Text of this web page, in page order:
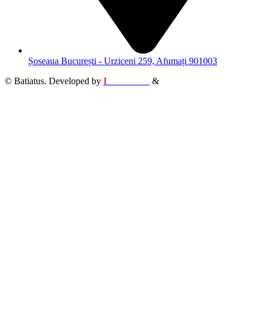
Șoseaua București - Urziceni 259, Afumați 901003
© Batiatus. Developed by I &